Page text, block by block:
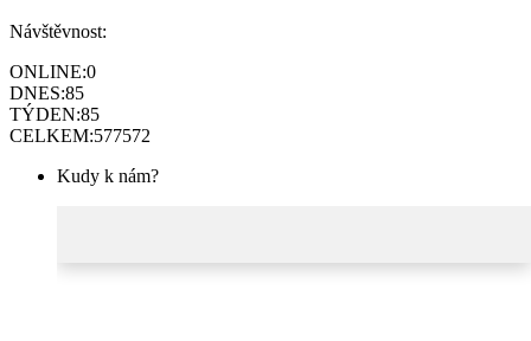
Návštěvnost:
ONLINE:0
DNES:85
TÝDEN:85
CELKEM:577572
Kudy k nám?